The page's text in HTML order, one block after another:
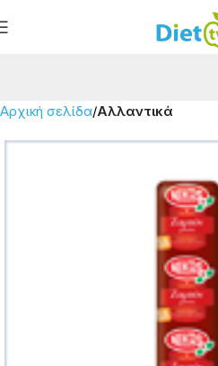
Αρχική σελίδα Αλλαντικά